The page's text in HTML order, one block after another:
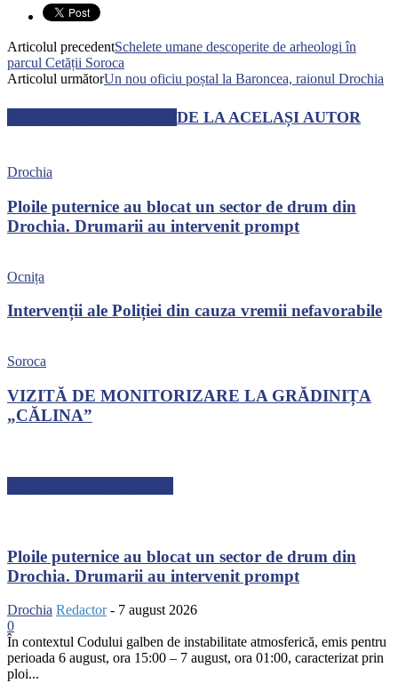
Articolul precedentSchelete umane descoperite de arheologi în
parcul Cetății Soroca
Articolul următorUn nou oficiu poștal la Baroncea, raionul Drochia
DE LA ACELAȘI AUTOR
Drochia
Ploile puternice au blocat un sector de drum din
Drochia. Drumarii au intervenit prompt
Ocnița
Intervenții ale Poliției din cauza vremii nefavorabile
Soroca
VIZITĂ DE MONITORIZARE LA GRĂDINIȚA
„CĂLINA”
Ploile puternice au blocat un sector de drum din
Drochia. Drumarii au intervenit prompt
Drochia Redactor - 7 august 2026
0
În contextul Codului galben de instabilitate atmosferică, emis pentru
perioada 6 august, ora 15:00 – 7 august, ora 01:00, caracterizat prin
ploi...